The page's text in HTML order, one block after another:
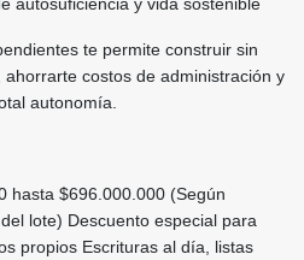
te permite construir sin
costos de administración y
autonomía.
hasta $696.000.000 (Según
lote) Descuento especial para
propios Escrituras al día, listas